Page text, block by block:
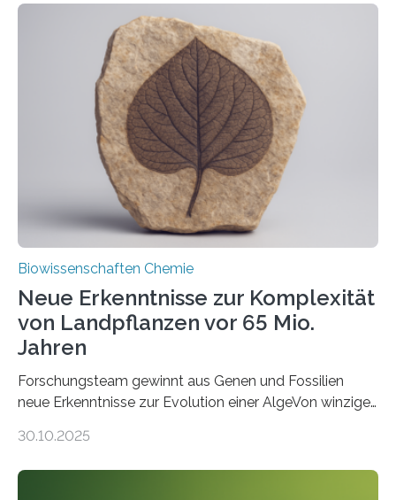
der Ruhr-Universität Bochum um Prof. Dr. Ralf Erdmann
und Dr. Ismaila Francis Yusuf hat nun einen bislang
unbekannten Qualitätskontrollmechanismus des
peroxisomalen Proteintransports in der Bäckerhefe
Saccharomyces cerevisiae entdeckt, der für die
Funktionsfähigkeit der Organellen entscheidend ist. Die
Studie wurde am 28. Oktober 2025 in der
Fachzeitschrift…
Biowissenschaften Chemie
Neue Erkenntnisse zur Komplexität
von Landpflanzen vor 65 Mio.
Jahren
Forschungsteam gewinnt aus Genen und Fossilien
neue Erkenntnisse zur Evolution einer AlgeVon winzigen
Landpflanzen zählen zu den komplexesten
30.10.2025